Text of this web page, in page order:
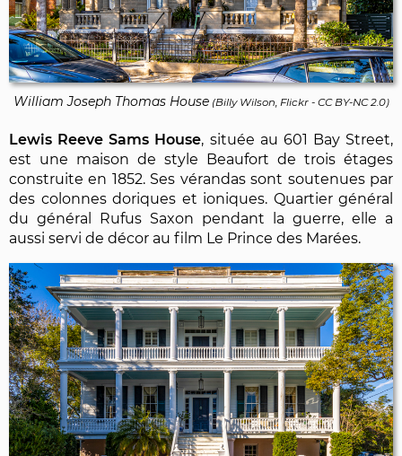
William Joseph Thomas House(Billy Wilson, Flickr- CC BY-NC 2.0)
Lewis Reeve Sams House, située au 601 Bay Street,
est une maison de style Beaufort de trois étages
construite en 1852. Ses vérandas sont soutenues par
des colonnes doriques et ioniques. Quartier général
du général Rufus Saxon pendant la guerre, elle a
aussi servi de décor au film Le Prince des Marées.